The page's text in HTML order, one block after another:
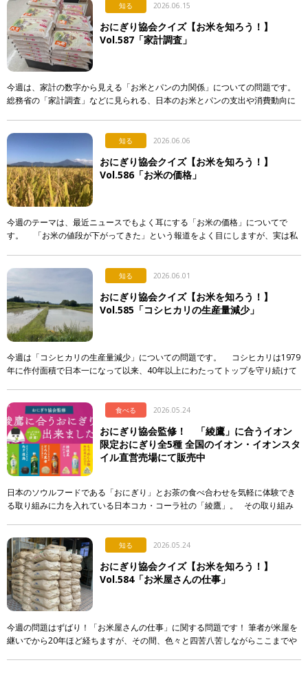
知る 2026.06.15
おにぎり協会クイズ【お米を知ろう！】
Vol.587「家計調査」
今週は、家計の数字から見える「お米とパンの力関係」についての問題です。
総務省の「家計調査」などに見られる、日本のお米とパンの支出や消費動向に
知る 2026.06.06
おにぎり協会クイズ【お米を知ろう！】
Vol.586「お米の価格」
今週のテーマは、最近ニュースでもよく耳にする「お米の価格」についてで
す。 「お米の値段が下がってきた」という報道をよく目にしますが、実は私
知る 2026.06.01
おにぎり協会クイズ【お米を知ろう！】
Vol.585「コシヒカリの生産量減少」
今週は「コシヒカリの生産量減少」についての問題です。 コシヒカリは1979
年に作付面積で日本一になって以来、40年以上にわたってトップを守り続けて
食べる 2026.05.24
おにぎり協会監修！ 「綾鷹」に合うイオン
限定おにぎり全5種 全国のイオン・イオンスタ
イル直営売場にて販売中
日本のソウルフードである「おにぎり」とお茶の食べ合わせを気軽に体験でき
る取り組みに力を入れている日本コカ・コーラ社の「綾鷹」。 その取り組み
知る 2026.05.24
おにぎり協会クイズ【お米を知ろう！】
Vol.584「お米屋さんの仕事」
今週の問題はずばり！「お米屋さんの仕事」に関する問題です！ 筆者が米屋を
継いでから20年ほど経ちますが、その間、色々と四苦八苦しながらここまでや